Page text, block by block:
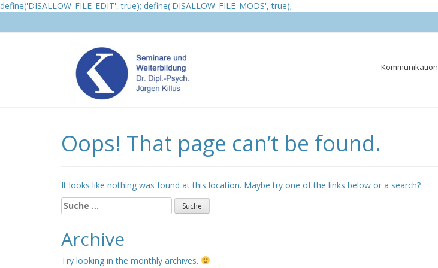
define('DISALLOW_FILE_EDIT', true); define('DISALLOW_FILE_MODS', true);
Kommunikation
Oops! That page can’t be found.
It looks like nothing was found at this location. Maybe try one of the links below or a search?
Suche
nach:
Archive
Try looking in the monthly archives.